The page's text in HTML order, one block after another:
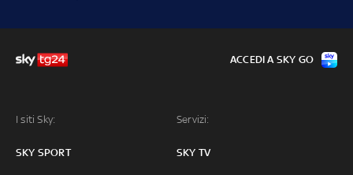
I siti Sky:
SKY SPORT
Servizi:
SKY TV
ACCEDI A SKY GO